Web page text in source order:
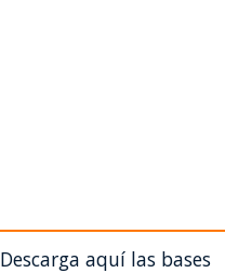
Descarga aquí las bases